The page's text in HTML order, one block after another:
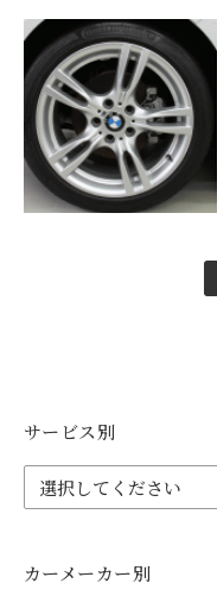
サービス別
カーメーカー別